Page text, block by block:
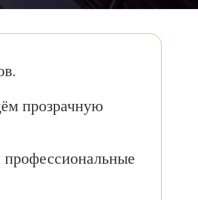
прозрачную
профессиональные